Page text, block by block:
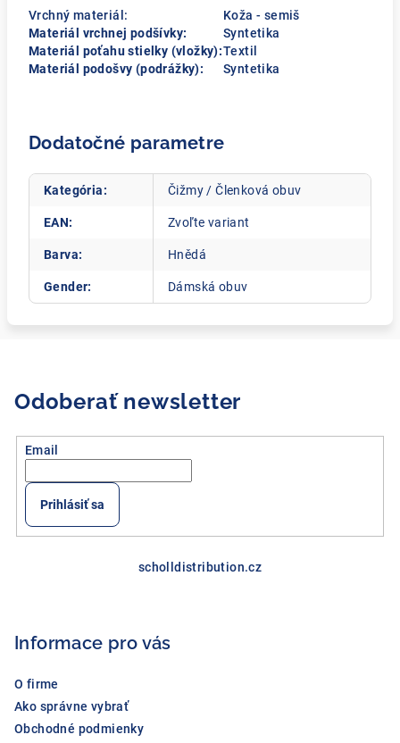
Vrchný materiál:
Koža - semiš
Materiál vrchnej podšívky:
Syntetika
Materiál poťahu stielky (vložky):Textil
Materiál podošvy (podrážky):
Syntetika
Dodatočné parametre
Kategória: Čižmy / Členková obuv
EAN: Zvoľte variant
Barva: Hnědá
Gender: Dámská obuv
Odoberať newsletter
Email
Prihlásiť sa
scholldistribution.cz
Informace pro vás
O firme
Ako správne vybrať
Obchodné podmienky